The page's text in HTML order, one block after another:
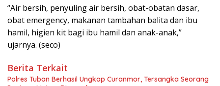
“Air bersih, penyuling air bersih, obat-obatan dasar,
obat emergency, makanan tambahan balita dan ibu
hamil, higien kit bagi ibu hamil dan anak-anak,”
ujarnya. (seco)
Berita Terkait
Polres Tuban Berhasil Ungkap Curanmor, Tersangka Seorang